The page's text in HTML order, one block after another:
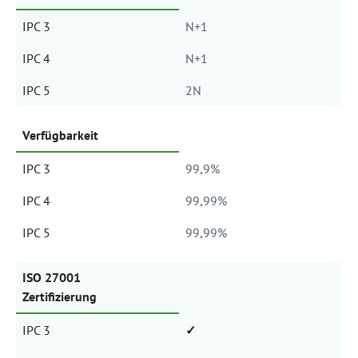
IPC 3
N+1
IPC 4
N+1
IPC 5
2N
Verfügbarkeit
IPC 3
99,9%
IPC 4
99,99%
IPC 5
99,99%
ISO 27001
Zertifizierung
IPC 3
✓